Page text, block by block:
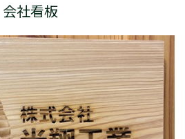
会社看板